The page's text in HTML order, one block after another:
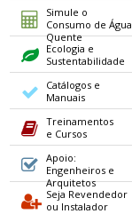
Simule o
Consumo de Água
Quente
Ecologia e
Sustentabilidade
Catálogos e
Manuais
Treinamentos
e Cursos
Apoio:
Engenheiros e
Arquitetos
Seja Revendedor
ou Instalador